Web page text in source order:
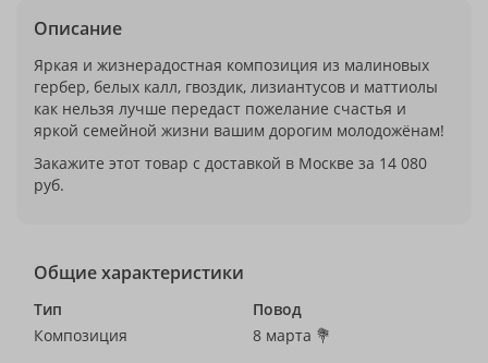
Описание
Яркая и жизнерадостная композиция из малиновых
гербер, белых калл, гвоздик, лизиантусов и маттиолы
как нельзя лучше передаст пожелание счастья и
яркой семейной жизни вашим дорогим молодожёнам!
Закажите этот товар с доставкой в Москве за 14 080
руб.
Общие характеристики
Тип
Композиция
Повод
8 марта 💐